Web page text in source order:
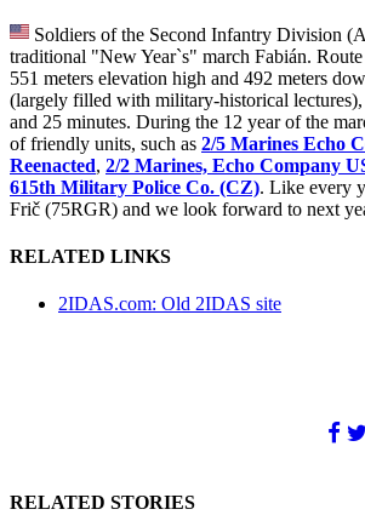
Soldiers of the Second Infantry Division
traditional "New Year`s" march Fabián.
551 meters elevation high and 492 meters
(largely filled with military-historical
and 25 minutes. During the 12 year of the
of friendly units, such as 2/5 Marines Echo
Reenacted, 2/2 Marines, Echo Company
615th Military Police Co. (CZ). Like every
Frič (75RGR) and we look forward to next
RELATED LINKS
2IDAS.com: Old 2IDAS site
RELATED STORIES